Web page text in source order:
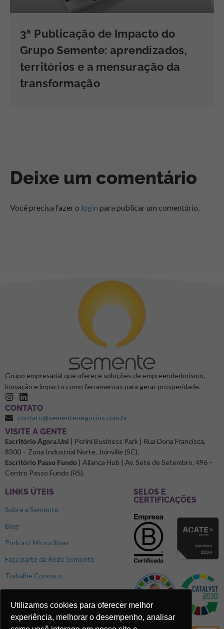
Utilizamos cookies para oferecer melhor
experiência, melhorar o desempenho, analisar
3ª Publicação de Impacto do
Grupo Semente: aprendizados,
territórios e a mensuração da
transformação
Deixe um comentário
Você precisa fazer o login para publicar um comentário.
Grupo empresarial que oferece soluções de empreendedorismo,
inovação e impacto como ferramentas para gerar prosperidade.
CONTATO
contato@sementenegocios.com.br
⁠VISITE A GENTE
Escritório Ágora.Uni | Perini Business Park | Rua Dona Francisca,
8300 – Zona Industrial Norte, Joinville (SC).
Escritório Passo Fundo | Aliança Hub | Av. Sete de Setembro, 496 –
Centro Passo Fundo (RS).
LINKS ÚTEIS
Sobre a Semente
Blog
Podcast Microclimas
Faça parte da Rede Semente
Trabalhe Conosco
SELOS E
CERTIFICAÇÕES